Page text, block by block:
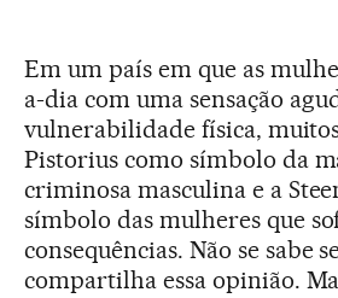
Em um país em que as
a-dia com uma sensação
vulnerabilidade física,
Pistorius como símbolo da
criminosa masculina e a
símbolo das mulheres que
consequências. Não se sabe
compartilha essa opinião.